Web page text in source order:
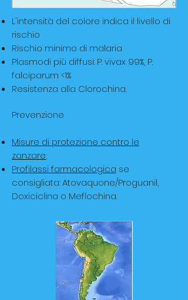
L'intensità del colore indica il livello di
rischio
Rischio minimo di malaria
Plasmodi più diffusi: P. vivax 99%, P.
falciparum <1%
Resistenza alla Clorochina.
Prevenzione
Misure di protezione contro le
zanzare;
Profilassi farmacologica se
consigliata: Atovaquone/Proguanil,
Doxiciclina o Meflochina.